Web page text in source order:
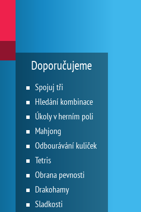
Doporučujeme
Spojuj tři
Hledání kombinace
Úkoly v herním poli
Mahjong
Odbourávání kuliček
Tetris
Obrana pevnosti
Drakohamy
Sladkosti